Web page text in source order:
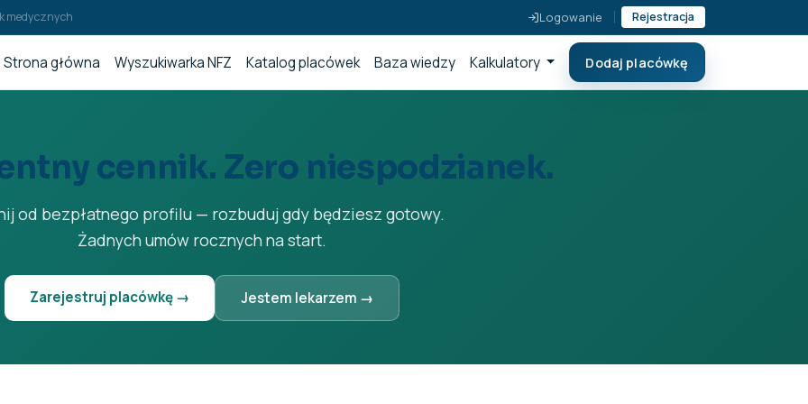
medycznych Logowanie Rejestracja
Strona główna Wyszukiwarka NFZ Katalog placówek Baza wiedzy Kalkulatory Dodaj placówkę
cennik. Zero niespodzianek.
od bezpłatnego profilu — rozbuduj gdy będziesz gotowy.
Żadnych umów rocznych na start.
Zarejestruj placówkę → Jestem lekarzem →